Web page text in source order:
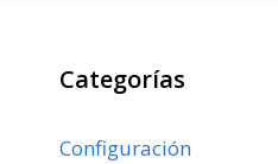
Categorías
Configuración